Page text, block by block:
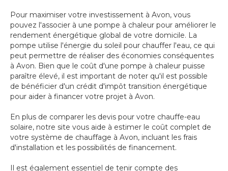
Pour maximiser votre investissement à Avon, vous
pouvez l'associer à une pompe à chaleur pour améliorer le
rendement énergétique global de votre domicile. La
pompe utilise l'énergie du soleil pour chauffer l'eau, ce qui
peut permettre de réaliser des économies conséquentes
à Avon. Bien que le coût d'une pompe à chaleur puisse
paraître élevé, il est important de noter qu'il est possible
de bénéficier d'un crédit d'impôt transition énergétique
pour aider à financer votre projet à Avon.
En plus de comparer les devis pour votre chauffe-eau
solaire, notre site vous aide à estimer le coût complet de
votre système de chauffage à Avon, incluant les frais
d'installation et les possibilités de financement.
Il est également essentiel de tenir compte des